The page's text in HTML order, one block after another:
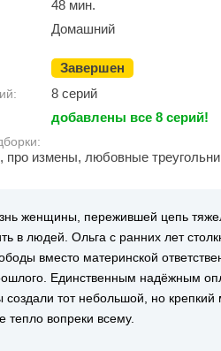
48 мин.
Домашний
Завершен
8 серий
добавлены все 8 серий!
про измены, любовные
женщины, пережившей цепь
в людей. Ольга с ранних лет
вместо материнской
Единственным надёжным
тот небольшой, но крепкий
тепло вопреки всему.